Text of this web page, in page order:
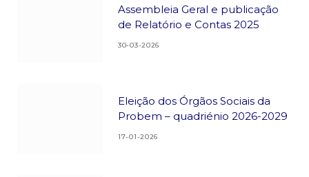
Assembleia Geral e publicação
de Relatório e Contas 2025
30-03-2026
Eleição dos Órgãos Sociais da
Probem – quadriénio 2026-2029
17-01-2026